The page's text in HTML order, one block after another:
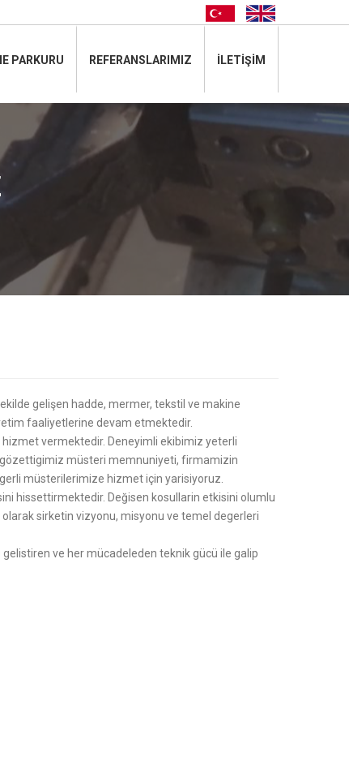
PARKURU REFERANSLARIMIZ İLETİŞİM
gelişen hadde, mermer, tekstil ve makine
faaliyetlerine devam etmektedir.
vermektedir. Deneyimli ekibimiz yeterli
müsteri memnuniyeti, firmamizin
müsterilerimize hizmet için yarisiyoruz.
hissettirmektedir. Değisen kosullarin etkisini olumlu
sirketin vizyonu, misyonu ve temel degerleri
ve her mücadeleden teknik gücü ile galip